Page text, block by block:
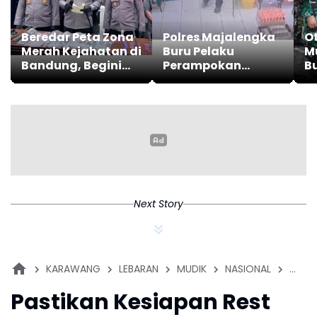
Beredar Peta Zona
Merah Kejahatan di
Bandung, Begini
Penjelasan Polisi
Polres Majalengka
Buru Pelaku
Perampokan
Minimarket
Kasokandel
Next Story
KARAWANG LEBARAN MUDIK NASIONAL POLISI
Pastikan Kesiapan Rest